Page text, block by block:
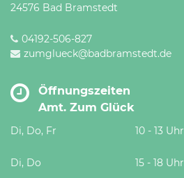
24576 Bad Bramstedt
04192-506-827
zumglueck@badbramstedt.de
Öffnungszeiten
Amt. Zum Glück
Di, Do, Fr 10 - 13 Uhr
Di, Do 15 - 18 Uhr